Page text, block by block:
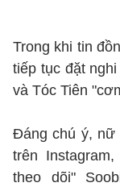
Trong khi tin
tiếp tục đặt
và Tóc Tiên
Đáng chú ý, nữ
trên
theo dõi"